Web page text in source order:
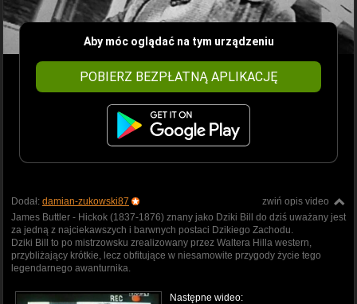
Aby móc oglądać na tym urządzeniu
POBIERZ BEZPŁATNĄ APLIKACJĘ
zwiń opis video
Dodał: damian-zukowski87
James Buttler - Hickok (1837-1876) znany jako Dziki Bill do dziś uważany jest
za jedną z najciekawszych i barwnych postaci Dzikiego Zachodu.
Dziki Bill to po mistrzowsku zrealizowany przez Waltera Hilla western,
przybliżający krótkie, lecz obfitujące w niesamowite przygody życie tego
legendarnego awanturnika.
Następne wideo: